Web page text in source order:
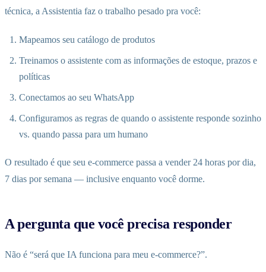
técnica, a Assistentia faz o trabalho pesado pra você:
Mapeamos seu catálogo de produtos
Treinamos o assistente com as informações de estoque, prazos e
políticas
Conectamos ao seu WhatsApp
Configuramos as regras de quando o assistente responde sozinho
vs. quando passa para um humano
O resultado é que seu e-commerce passa a vender 24 horas por dia,
7 dias por semana — inclusive enquanto você dorme.
A pergunta que você precisa responder
Não é “será que IA funciona para meu e-commerce?”.